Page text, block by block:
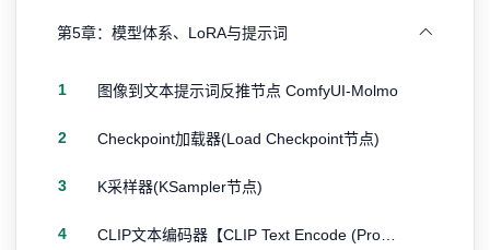
第5章：模型体系、LoRA与提示词
1 图像到文本提示词反推节点 ComfyUI-Molmo
2 Checkpoint加载器(Load Checkpoint节点)
3 K采样器(KSampler节点)
4